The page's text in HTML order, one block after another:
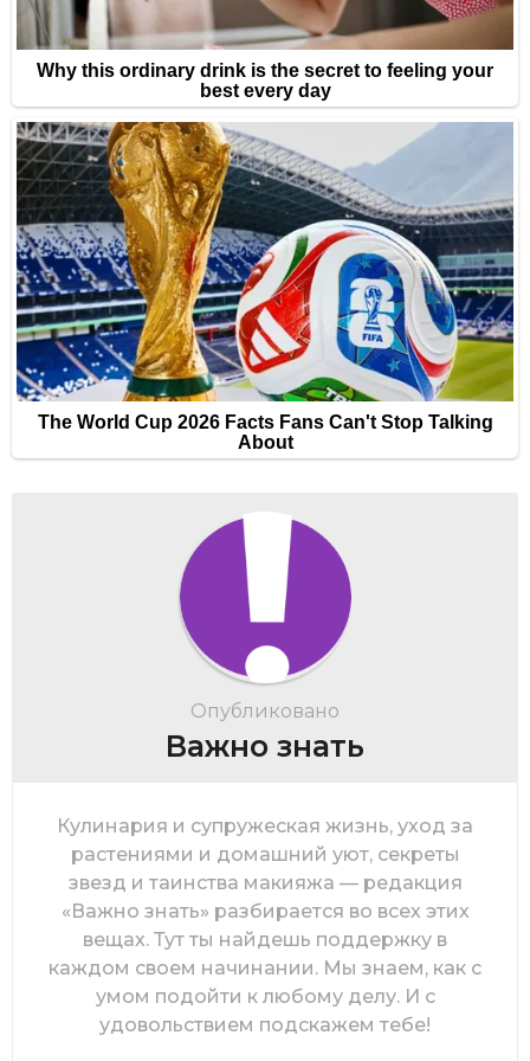
Опубликовано
Важно знать
Кулинария и супружеская жизнь, уход за
растениями и домашний уют, секреты
звезд и таинства макияжа — редакция
«Важно знать» разбирается во всех этих
вещах. Тут ты найдешь поддержку в
каждом своем начинании. Мы знаем, как с
умом подойти к любому делу. И с
удовольствием подскажем тебе!